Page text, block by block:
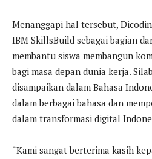
Menanggapi hal tersebut,
IBM SkillsBuild sebagai bagian
membantu siswa membangun
bagi masa depan dunia kerja.
disampaikan dalam Bahasa
dalam berbagai bahasa dan
dalam transformasi digital
“Kami sangat berterima kasih